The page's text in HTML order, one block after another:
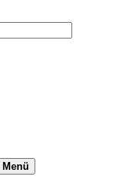
Menü